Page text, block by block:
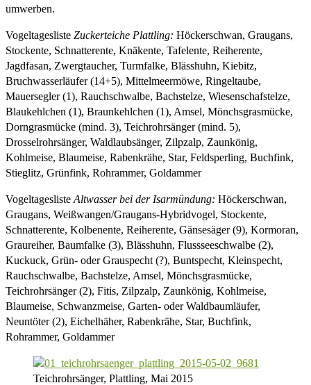
umwerben.
Vogeltagesliste Zuckerteiche Plattling: Höckerschwan, Graugans,
Stockente, Schnatterente, Knäkente, Tafelente, Reiherente,
Jagdfasan, Zwergtaucher, Turmfalke, Blässhuhn, Kiebitz,
Bruchwasserläufer (14+5), Mittelmeermöwe, Ringeltaube,
Mauersegler (1), Rauchschwalbe, Bachstelze, Wiesenschafstelze,
Blaukehlchen (1), Braunkehlchen (1), Amsel, Mönchsgrasmücke,
Dorngrasmücke (mind. 3), Teichrohrsänger (mind. 5),
Drosselrohrsänger, Waldlaubsänger, Zilpzalp, Zaunkönig,
Kohlmeise, Blaumeise, Rabenkrähe, Star, Feldsperling, Buchfink,
Stieglitz, Grünfink, Rohrammer, Goldammer
Vogeltagesliste Altwasser bei der Isarmündung: Höckerschwan,
Graugans, Weißwangen/Graugans-Hybridvogel, Stockente,
Schnatterente, Kolbenente, Reiherente, Gänsesäger (9), Kormoran,
Graureiher, Baumfalke (3), Blässhuhn, Flussseeschwalbe (2),
Kuckuck, Grün- oder Grauspecht (?), Buntspecht, Kleinspecht,
Rauchschwalbe, Bachstelze, Amsel, Mönchsgrasmücke,
Teichrohrsänger (2), Fitis, Zilpzalp, Zaunkönig, Kohlmeise,
Blaumeise, Schwanzmeise, Garten- oder Waldbaumläufer,
Neuntöter (2), Eichelhäher, Rabenkrähe, Star, Buchfink,
Rohrammer, Goldammer
Teichrohrsänger, Plattling, Mai 2015